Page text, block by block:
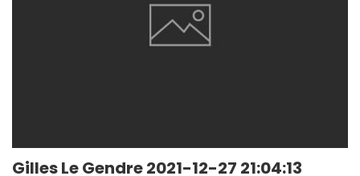
Gilles Le Gendre 2021-12-27 21:04:13